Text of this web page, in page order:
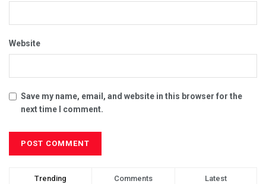
Website
Save my name, email, and website in this browser for the
next time I comment.
Trending Comments Latest